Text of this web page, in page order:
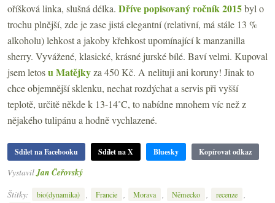
oříšková linka, slušná délka. Dříve popisovaný ročník 2015byl o
trochu plnější, zde je zase jistá elegantní (relativní, má stále 13 %
alkoholu) lehkost a jakoby křehkost upomínající k manzanilla
sherry. Vyvážené, klasické, krásné jurské bílé. Baví velmi. Kupoval
jsem letosu Matějkyza 450 Kč. A nelituji ani koruny! Jinak to
chce objemnější sklenku, nechat rozdýchat a servis při vyšší
teplotě, určitě někde k 13-14˚C, to nabídne mnohem víc než z
nějakého tulipánu a hodně vychlazené.
Sdílet na Facebooku Sdílet na X Bluesky Kopírovat odkaz
Vystavil Jan Čeřovský
Štítky:
bio(dynamika) , Francie , Morava , Německo , recenze ,